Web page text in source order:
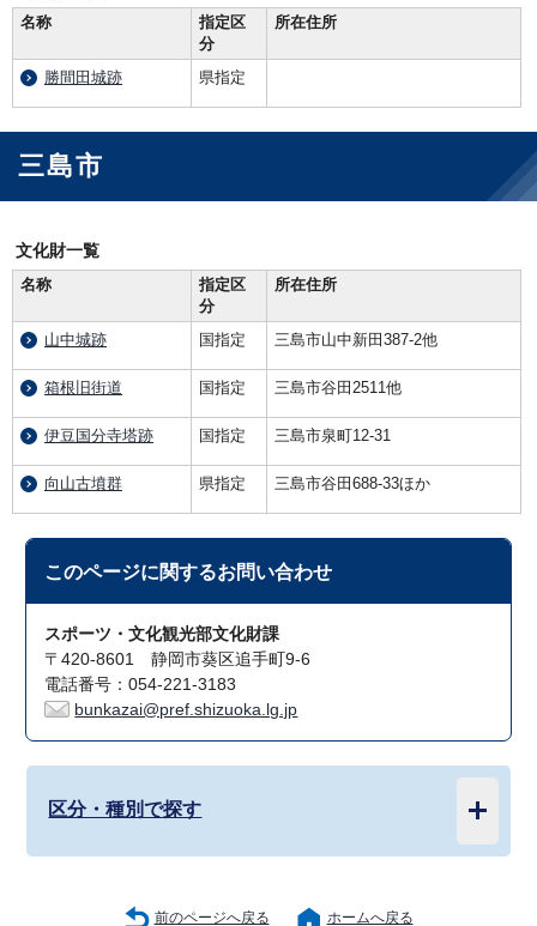
名称
指定区
分
所在住所
勝間田城跡 県指定
三島市
文化財一覧
名称
指定区
分
所在住所
山中城跡 国指定 三島市山中新田387-2他
箱根旧街道 国指定 三島市谷田2511他
伊豆国分寺塔跡 国指定 三島市泉町12-31
向山古墳群 県指定 三島市谷田688-33ほか
このページに関するお問い合わせ
スポーツ・文化観光部文化財課
〒420-8601 静岡市葵区追手町9-6
電話番号：054-221-3183
bunkazai@pref.shizuoka.lg.jp
区分・種別で探す
前のページへ戻る ホームへ戻る